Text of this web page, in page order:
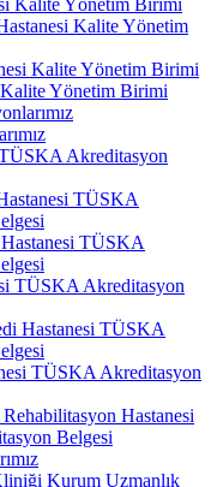
Kalite Yönetim
Kalite Yönetim Birimi
Yönetim Birimi
Akreditasyon
TÜSKA
TÜSKA
TÜSKA Akreditasyon
Hastanesi TÜSKA
TÜSKA Akreditasyon
Hastanesi
Belgesi
Kurum Uzmanlık